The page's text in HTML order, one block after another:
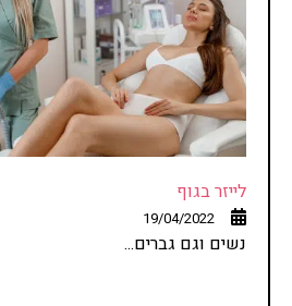
לייזר בגוף
19/04/2022
נשים וגם גברים...